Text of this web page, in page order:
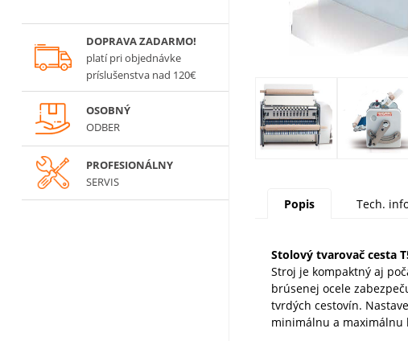
DOPRAVA ZADARMO!
platípri objednávke
príslušenstva nad 120€
OSOBNÝ
ODBER
PROFESIONÁLNY
SERVIS
Popis Tech.
Stolový tvarovač cesta
Stroj je kompaktný aj
brúsenej ocele
tvrdých cestovín.
minimálnu a maximálnu